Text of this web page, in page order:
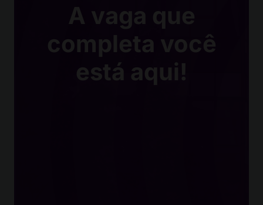
A vaga que
completa você
está aqui!